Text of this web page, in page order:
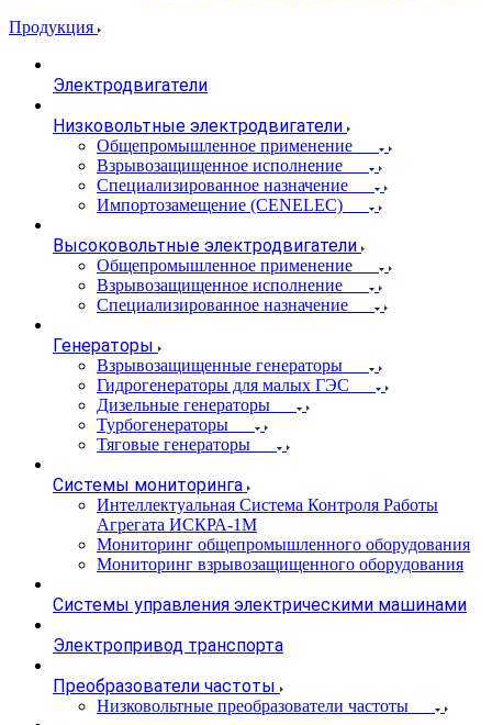
Продукция
Электродвигатели
Низковольтные электродвигатели
Общепромышленное применение
Взрывозащищенное исполнение
Специализированное назначение
Импортозамещение (CENELEC)
Высоковольтные электродвигатели
Общепромышленное применение
Взрывозащищенное исполнение
Специализированное назначение
Генераторы
Взрывозащищенные генераторы
Гидрогенераторы для малых ГЭС
Дизельные генераторы
Турбогенераторы
Тяговые генераторы
Системы мониторинга
Интеллектуальная Система Контроля Работы
Агрегата ИСКРА-1М
Мониторинг общепромышленного оборудования
Мониторинг взрывозащищенного оборудования
Системы управления электрическими машинами
Электропривод транспорта
Преобразователи частоты
Низковольтные преобразователи частоты